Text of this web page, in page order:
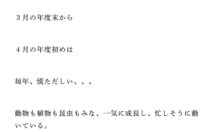
３月の年度末から
４月の年度初めは
毎年、慌ただしい、、、
動物も植物も昆虫もみな、一気に成長し、忙しそうに動
いている。